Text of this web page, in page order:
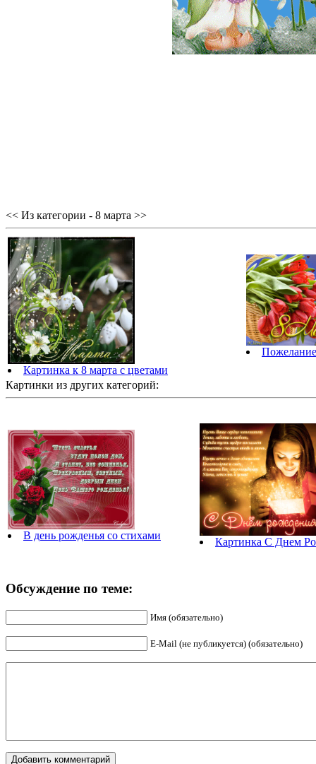
<< Из категории - 8 марта >>
Картинка к 8 марта с цветами
Картинки из других категорий:
В день рожденья со стихами
Картинка С Днем
Обсуждение по теме:
Имя (обязательно)
E-Mail (не публикуется) (обязательно)